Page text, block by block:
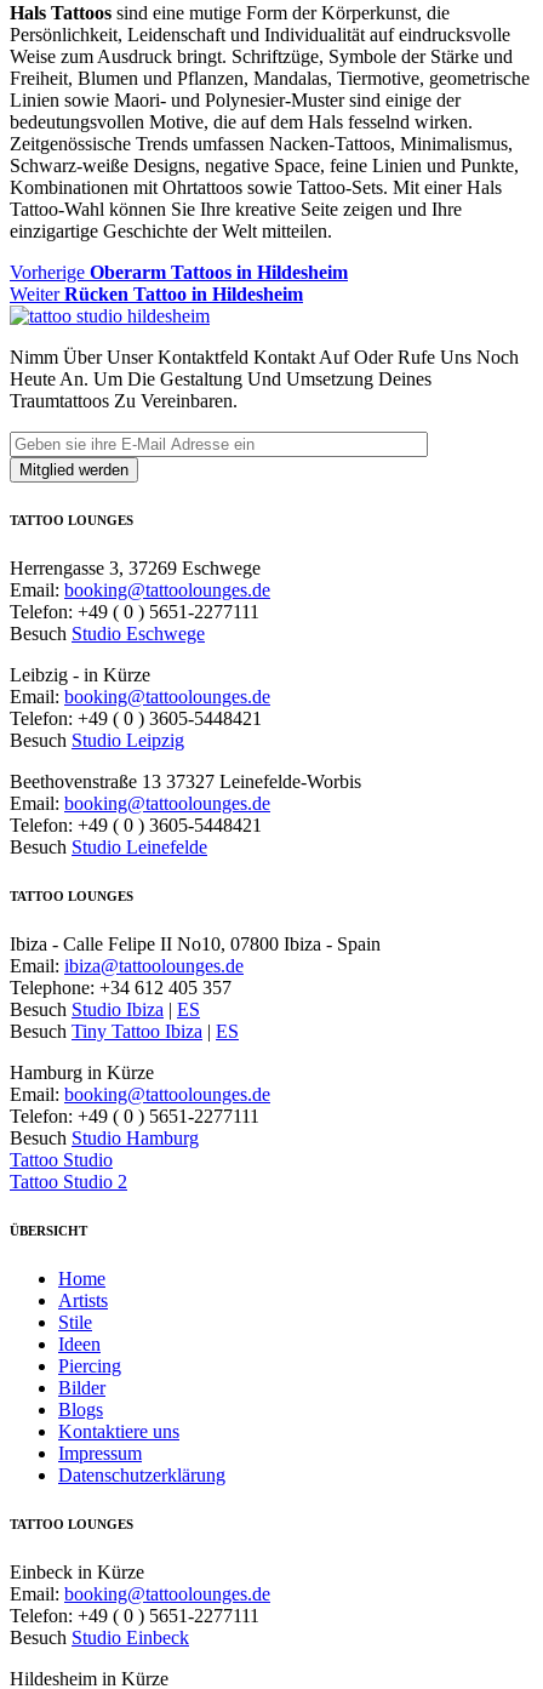
Hals Tattoos sind eine mutige Form der Körperkunst, die
Persönlichkeit, Leidenschaft und Individualität auf eindrucksvolle
Weise zum Ausdruck bringt. Schriftzüge, Symbole der Stärke und
Freiheit, Blumen und Pflanzen, Mandalas, Tiermotive, geometrische
Linien sowie Maori- und Polynesier-Muster sind einige der
bedeutungsvollen Motive, die auf dem Hals fesselnd wirken.
Zeitgenössische Trends umfassen Nacken-Tattoos, Minimalismus,
Schwarz-weiße Designs, negative Space, feine Linien und Punkte,
Kombinationen mit Ohrtattoos sowie Tattoo-Sets. Mit einer Hals
Tattoo-Wahl können Sie Ihre kreative Seite zeigen und Ihre
einzigartige Geschichte der Welt mitteilen.
Beitragsnavigation
Vorherige Vorheriger
Beitrag
Oberarm Tattoos in Hildesheim
Weiter Nächster
Beitrag:
Rücken Tattoo in Hildesheim
Nimm Über Unser Kontaktfeld Kontakt Auf Oder Rufe Uns Noch
Heute An. Um Die Gestaltung Und Umsetzung Deines
Traumtattoos Zu Vereinbaren.
TATTOO LOUNGES
Herrengasse 3, 37269 Eschwege
Email: booking@tattoolounges.de
Telefon: +49 ( 0 ) 5651-2277111
Besuch Studio Eschwege
Leibzig - in Kürze
Email: booking@tattoolounges.de
Telefon: +49 ( 0 ) 3605-5448421
Besuch Studio Leipzig
Beethovenstraße 13 37327 Leinefelde-Worbis
Email: booking@tattoolounges.de
Telefon: +49 ( 0 ) 3605-5448421
Besuch Studio Leinefelde
TATTOO LOUNGES
Ibiza - Calle Felipe II No10, 07800 Ibiza - Spain
Email: ibiza@tattoolounges.de
Telephone: +34 612 405 357
Besuch Studio Ibiza | ES
Besuch Tiny Tattoo Ibiza | ES
Hamburg in Kürze
Email: booking@tattoolounges.de
Telefon: +49 ( 0 ) 5651-2277111
Besuch Studio Hamburg
Tattoo Studio
Tattoo Studio 2
ÜBERSICHT
Home
Artists
Stile
Ideen
Piercing
Bilder
Blogs
Kontaktiere uns
Impressum
Datenschutzerklärung
TATTOO LOUNGES
Einbeck in Kürze
Email: booking@tattoolounges.de
Telefon: +49 ( 0 ) 5651-2277111
Besuch Studio Einbeck
Hildesheim in Kürze